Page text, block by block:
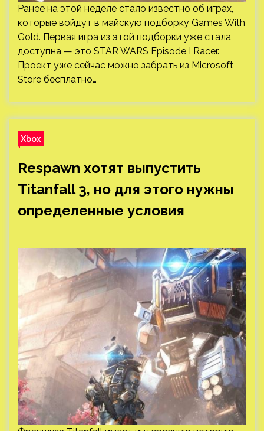
Ранее на этой неделе стало известно об играх,
которые войдут в майскую подборку Games With
Gold. Первая игра из этой подборки уже стала
доступна — это STAR WARS Episode I Racer.
Проект уже сейчас можно забрать из Microsoft
Store бесплатно…
Xbox
Respawn хотят выпустить
Titanfall 3, но для этого нужны
определенные условия